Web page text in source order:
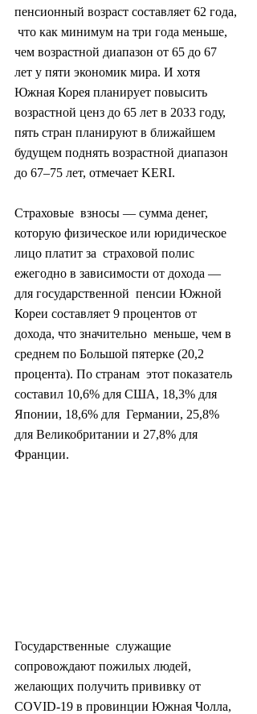
пенсионный возраст составляет 62 года,
что как минимум на три года меньше,
чем возрастной диапазон от 65 до 67
лет у пяти экономик мира. И хотя
Южная Корея планирует повысить
возрастной ценз до 65 лет в 2033 году,
пять стран планируют в ближайшем
будущем поднять возрастной диапазон
до 67–75 лет, отмечает KERI.
Страховые  взносы — сумма денег,
которую физическое или юридическое
лицо платит за  страховой полис
ежегодно в зависимости от дохода —
для государственной  пенсии Южной
Кореи составляет 9 процентов от
дохода, что значительно  меньше, чем в
среднем по Большой пятерке (20,2
процента). По странам  этот показатель
составил 10,6% для США, 18,3% для
Японии, 18,6% для  Германии, 25,8%
для Великобритании и 27,8% для
Франции.
Государственные  служащие
сопровождают пожилых людей,
желающих получить прививку от
COVID-19 в провинции Южная Чолла,